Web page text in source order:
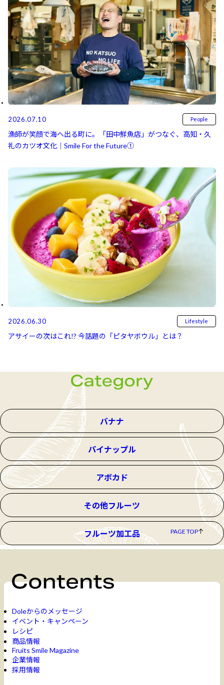
2026.07.10 People
漁師が笑顔で海へ出る町に。「田中鮮魚店」がつなぐ、高知・久
礼のカツオ文化｜Smile For the Future①
2026.06.30 Lifestyle
アサイーの次はこれ!? 今話題の「ピタヤボウル」とは？
バナナ
パイナップル
アボカド
その他フルーツ
フルーツ加工品 PAGE TOP
Doleからのメッセージ
イベント・キャンペーン
レシピ
商品情報
Fruits Smile Magazine
企業情報
採用情報